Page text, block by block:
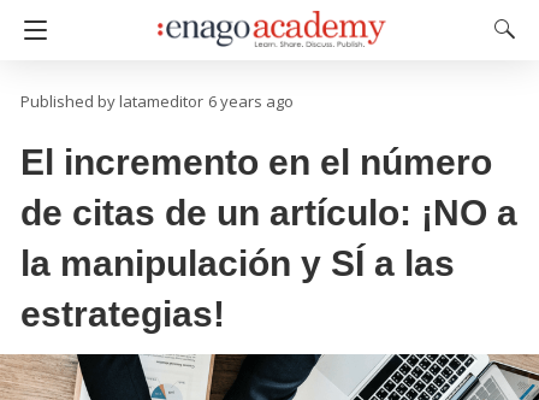
latameditor 6 years ago
El incremento en el número
de citas de un artículo: ¡NO a
la manipulación y SÍ a las
estrategias!